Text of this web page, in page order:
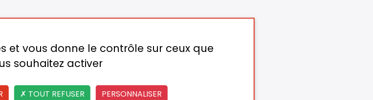
et vous donne le contrôle sur ceux que
souhaitez activer
TOUT REFUSER PERSONNALISER